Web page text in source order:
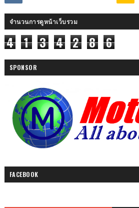
จำนวนการดูหน้าเว็บรวม
4 1 3 4 2 8 6
SPONSOR
FACEBOOK